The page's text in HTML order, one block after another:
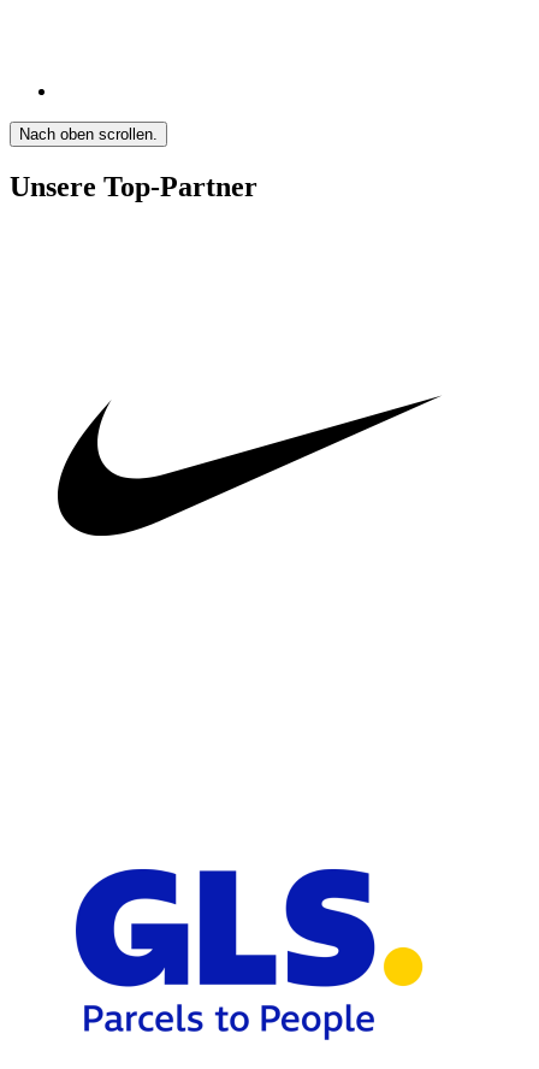
Nach oben scrollen.
Unsere Top-Partner